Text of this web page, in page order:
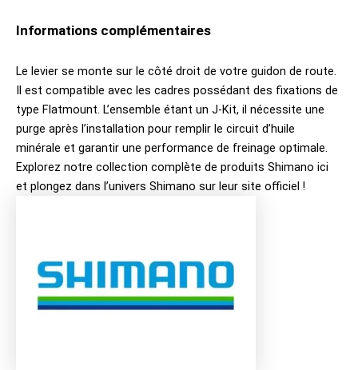
Informations complémentaires
Le levier se monte sur le côté droit de votre guidon de route.
Il est compatible avec les cadres possédant des fixations de
type Flatmount. L’ensemble étant un J-Kit, il nécessite une
purge après l’installation pour remplir le circuit d’huile
minérale et garantir une performance de freinage optimale.
Explorez notre collection complète de produits Shimano ici
et plongez dans l’univers Shimano sur leur site officiel !